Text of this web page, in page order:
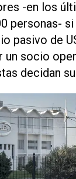
-en los
personas-
pasivo de
un socio
decidan